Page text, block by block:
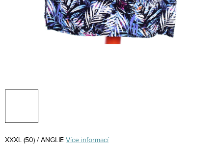
XXXL (50) / ANGLIE Více informací